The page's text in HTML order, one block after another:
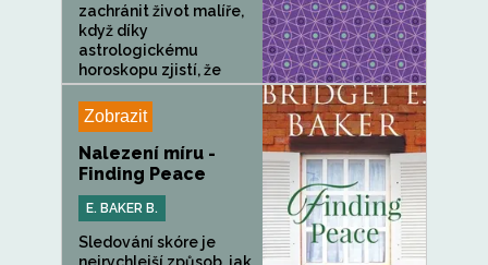
zachránit život malíře,
když díky
astrologickému
horoskopu zjistí, že
jejich osudy...
Zobrazit
Nalezení míru -
Finding Peace
E. BAKER B.
Sledování skóre je